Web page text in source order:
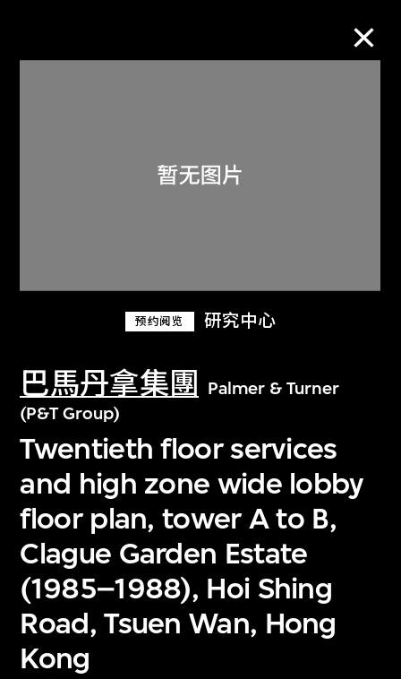
预约阅览 研究中心
巴馬丹拿集團
Palmer & Turner
(P&T Group)
Twentieth floor services
and high zone wide lobby
floor plan, tower A to B,
Clague Garden Estate
(1985–1988), Hoi Shing
Road, Tsuen Wan, Hong
Kong
关于M+藏品
探索世界顶级的二十及二十一世纪视觉
文化藏品。